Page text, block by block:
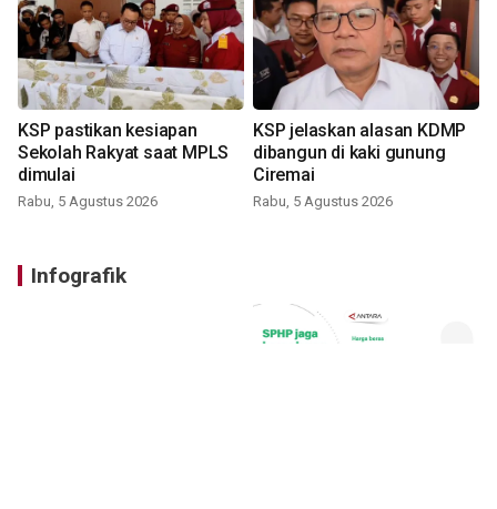
KSP pastikan kesiapan
Sekolah Rakyat saat MPLS
dimulai
Rabu, 5 Agustus 2026
KSP jelaskan alasan KDMP
dibangun di kaki gunung
Ciremai
Rabu, 5 Agustus 2026
Infografik